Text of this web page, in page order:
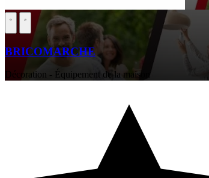
BRICOMARCHE
Décoration - Équipement de la maison